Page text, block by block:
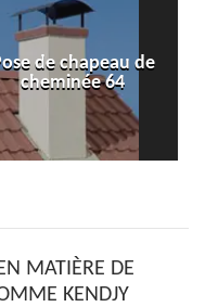
de chapeau de
cheminée 64
MATIÈRE DE
KENDJY